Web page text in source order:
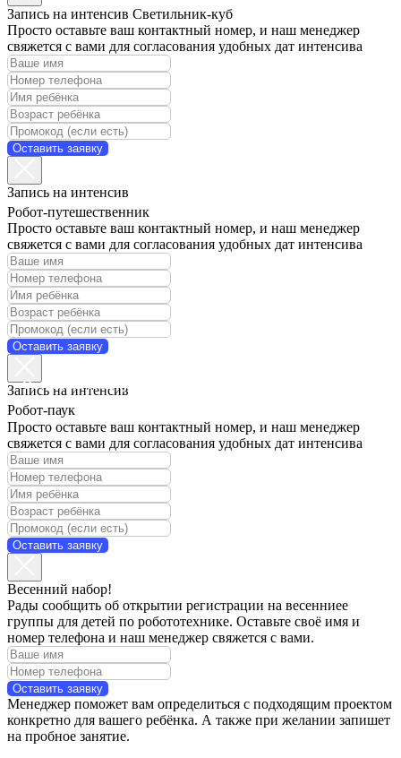
Оставить заявку
Запись на интенсив Светильник-куб
Просто оставьте ваш контактный номер, и наш менеджер
свяжется с вами для согласования удобных дат интенсива
Оставить заявку
Запись на интенсив
Робот-путешественник
Просто оставьте ваш контактный номер, и наш менеджер
свяжется с вами для согласования удобных дат интенсива
Оставить заявку
Запись на интенсив
Робот-паук
Просто оставьте ваш контактный номер, и наш менеджер
свяжется с вами для согласования удобных дат интенсива
Оставить заявку
Весенний набор!
Рады сообщить об открытии регистрации на весенниее
группы для детей по робототехнике. Оставьте своё имя и
номер телефона и наш менеджер свяжется с вами.
Оставить заявку
Менеджер поможет вам определиться с подходящим проектом
конкретно для вашего ребёнка. А также при желании запишет
на пробное занятие.